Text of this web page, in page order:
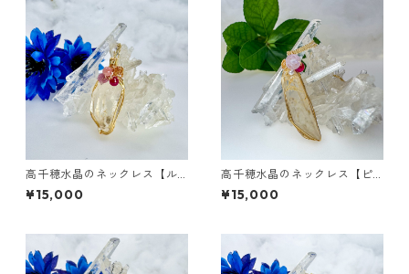
高千穂水晶のネックレス【ル
ビー/インカローズ/ピンクトル
マリンサザレ】
¥15,000
高千穂水晶のネックレス【ピ
ンクタイガーアイ/ラベンダー
アメジスト/淡水パール】
¥15,000